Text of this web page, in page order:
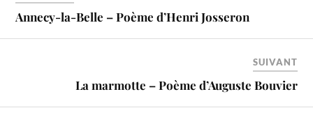
Annecy-la-Belle – Poème d’Henri Josseron
SUIVANT
La marmotte – Poème d’Auguste Bouvier